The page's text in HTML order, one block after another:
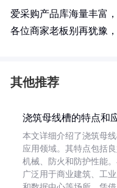
爱采购产品库海量丰富
各位商家老板别再犹豫
其他推荐
浇筑母线槽的特点和
本文详细介绍了浇筑母
应用领域。其特点包括良
机械、防火和防护性能。
广泛用于商业建筑、工